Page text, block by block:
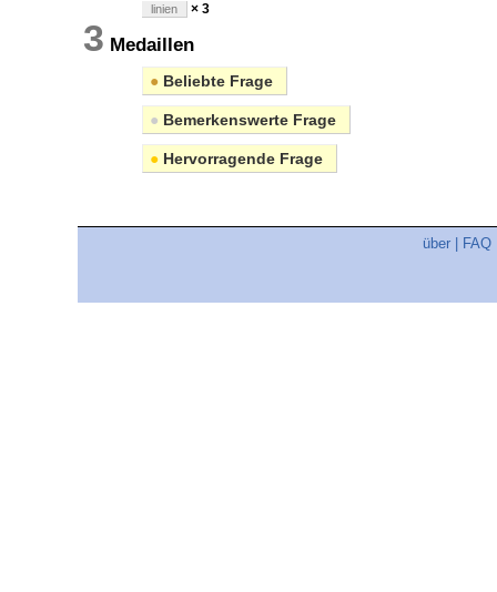
linien × 3
3 Medaillen
● Beliebte Frage
● Bemerkenswerte Frage
● Hervorragende Frage
über FAQ